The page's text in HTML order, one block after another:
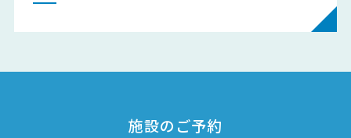
施設のご予約